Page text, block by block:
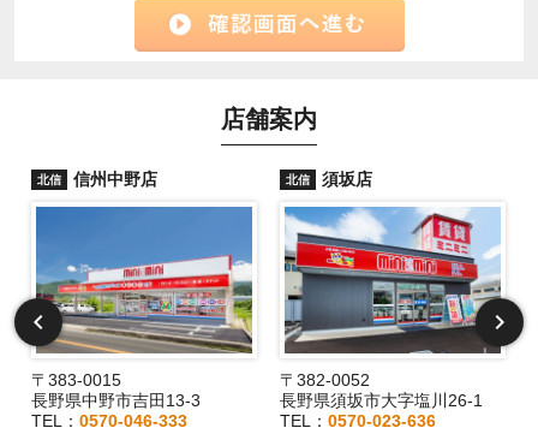
店舗案内
北信 信州中野店
〒383-0015
長野県中野市吉田13-3
TEL： 0570-046-333
北信 須坂店
〒382-0052
長野県須坂市大字塩川26-1
TEL：0570-023-636